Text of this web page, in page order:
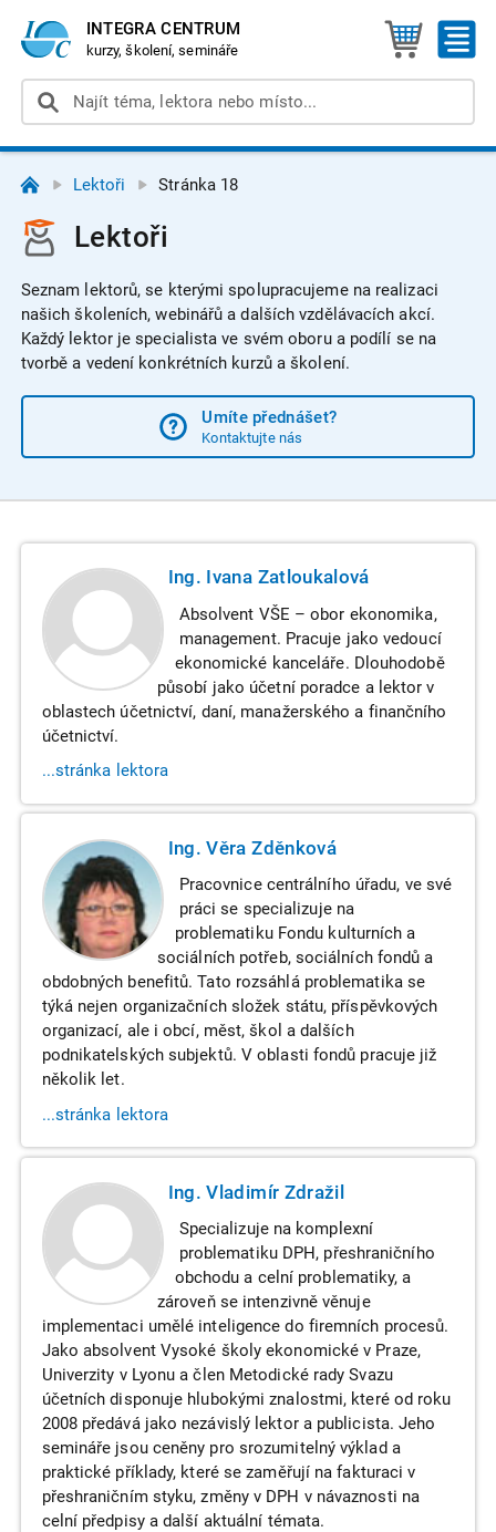
INTEGRA CENTRUM
kurzy, školení, semináře
Lektoři Stránka 18
Lektoři
Seznam lektorů, se kterými spolupracujeme na realizaci
našich školeních, webinářů a dalších vzdělávacích akcí.
Každý lektor je specialista ve svém oboru a podílí se na
tvorbě a vedení konkrétních kurzů a školení.
Umíte přednášet?
Kontaktujte nás
Ing. Ivana Zatloukalová
Absolvent VŠE – obor ekonomika,
management. Pracuje jako vedoucí
ekonomické kanceláře. Dlouhodobě
působí jako účetní poradce a lektor v
oblastech účetnictví, daní, manažerského a finančního
účetnictví.
...stránka lektora
Ing. Věra Zděnková
Pracovnice centrálního úřadu, ve své
práci se specializuje na
problematiku Fondu kulturních a
sociálních potřeb, sociálních fondů a
obdobných benefitů. Tato rozsáhlá problematika se
týká nejen organizačních složek státu, příspěvkových
organizací, ale i obcí, měst, škol a dalších
podnikatelských subjektů. V oblasti fondů pracuje již
několik let.
...stránka lektora
Ing. Vladimír Zdražil
Specializuje na komplexní
problematiku DPH, přeshraničního
obchodu a celní problematiky, a
zároveň se intenzivně věnuje
implementaci umělé inteligence do firemních procesů.
Jako absolvent Vysoké školy ekonomické v Praze,
Univerzity v Lyonu a člen Metodické rady Svazu
účetních disponuje hlubokými znalostmi, které od roku
2008 předává jako nezávislý lektor a publicista. Jeho
semináře jsou ceněny pro srozumitelný výklad a
praktické příklady, které se zaměřují na fakturaci v
přeshraničním styku, změny v DPH v návaznosti na
celní předpisy a další aktuální témata.